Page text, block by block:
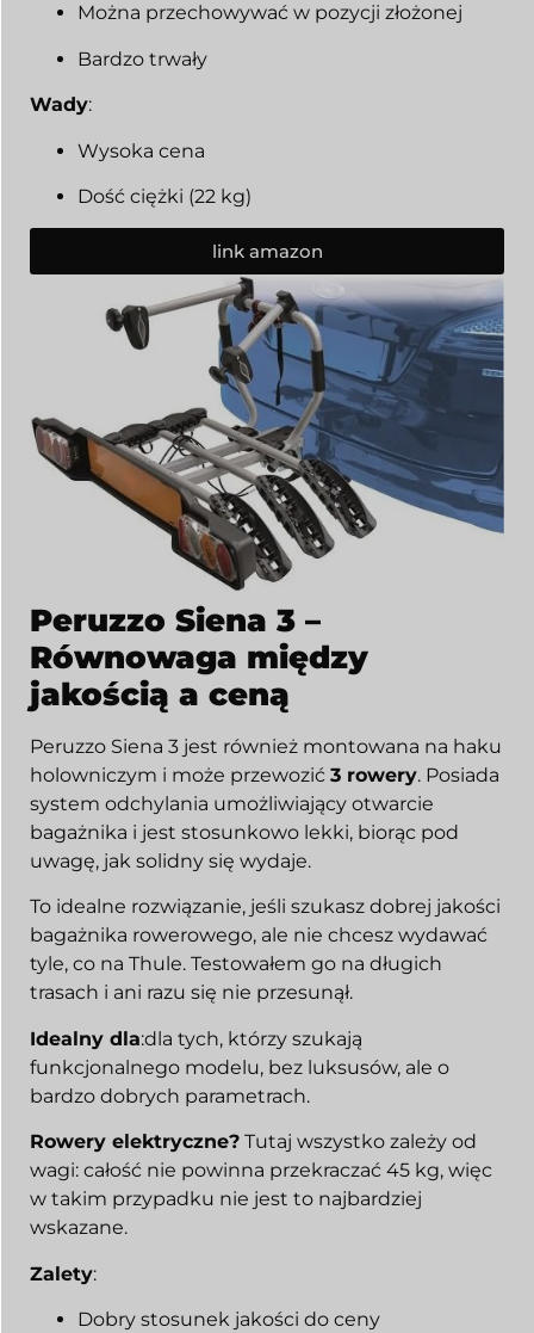
Można przechowywać w pozycji złożonej
Bardzo trwały
Wady:
Wysoka cena
Dość ciężki (22 kg)
link amazon
Peruzzo Siena 3 –
Równowaga między
jakością a ceną
Peruzzo Siena 3 jest również montowana na haku
holowniczym i może przewozić 3 rowery. Posiada
system odchylania umożliwiający otwarcie
bagażnika i jest stosunkowo lekki, biorąc pod
uwagę, jak solidny się wydaje.
To idealne rozwiązanie, jeśli szukasz dobrej jakości
bagażnika rowerowego, ale nie chcesz wydawać
tyle, co na Thule. Testowałem go na długich
trasach i ani razu się nie przesunął.
Idealny dla:dla tych, którzy szukają
funkcjonalnego modelu, bez luksusów, ale o
bardzo dobrych parametrach.
Rowery elektryczne? Tutaj wszystko zależy od
wagi: całość nie powinna przekraczać 45 kg, więc
w takim przypadku nie jest to najbardziej
wskazane.
Zalety:
Dobry stosunek jakości do ceny